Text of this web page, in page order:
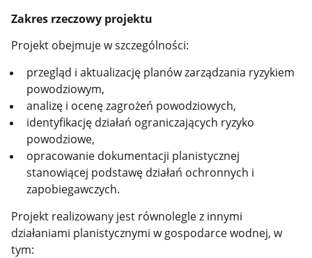
Zakres rzeczowy projektu
Projekt obejmuje w szczególności:
przegląd i aktualizację planów zarządzania ryzykiem
powodziowym,
analizę i ocenę zagrożeń powodziowych,
identyfikację działań ograniczających ryzyko
powodziowe,
opracowanie dokumentacji planistycznej
stanowiącej podstawę działań ochronnych i
zapobiegawczych.
Projekt realizowany jest równolegle z innymi
działaniami planistycznymi w gospodarce wodnej, w
tym: